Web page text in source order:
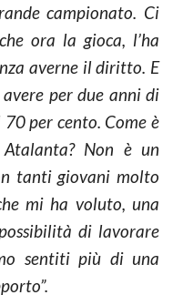
campionato. Ci
che ora la gioca, l’ha
averne il diritto. E
per due anni di
70 per cento. Come è
Atalanta? Non è un
tanti giovani molto
miha voluto, una
di lavorare
sentiti più di una